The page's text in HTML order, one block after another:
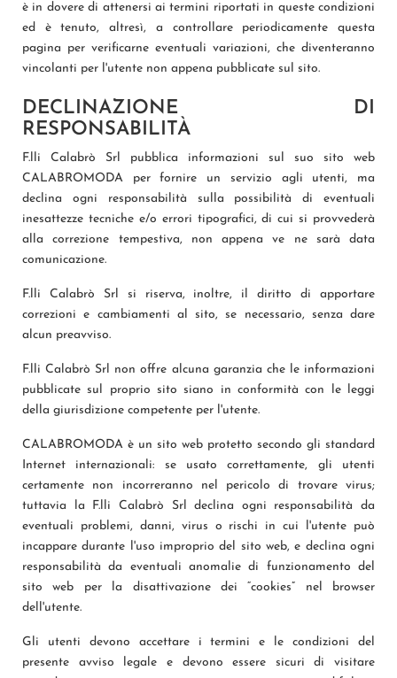
è in dovere di attenersi ai termini riportati in queste condizioni
ed è tenuto, altresì, a controllare periodicamente questa
pagina per verificarne eventuali variazioni, che diventeranno
vincolanti per l'utente non appena pubblicate sul sito.
DECLINAZIONE DI
RESPONSABILITÀ
F.lli Calabrò Srl pubblica informazioni sul suo sito web
CALABROMODA per fornire un servizio agli utenti, ma
declina ogni responsabilità sulla possibilità di eventuali
inesattezze tecniche e/o errori tipografici, di cui si provvederà
alla correzione tempestiva, non appena ve ne sarà data
comunicazione.
F.lli Calabrò Srl si riserva, inoltre, il diritto di apportare
correzioni e cambiamenti al sito, se necessario, senza dare
alcun preavviso.
F.lli Calabrò Srl non offre alcuna garanzia che le informazioni
pubblicate sul proprio sito siano in conformità con le leggi
della giurisdizione competente per l'utente.
CALABROMODA è un sito web protetto secondo gli standard
Internet internazionali: se usato correttamente, gli utenti
certamente non incorreranno nel pericolo di trovare virus;
tuttavia la F.lli Calabrò Srl declina ogni responsabilità da
eventuali problemi, danni, virus o rischi in cui l'utente può
incappare durante l'uso improprio del sito web, e declina ogni
responsabilità da eventuali anomalie di funzionamento del
sito web per la disattivazione dei “cookies” nel browser
dell'utente.
Gli utenti devono accettare i termini e le condizioni del
presente avviso legale e devono essere sicuri di visitare